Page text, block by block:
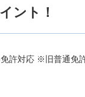
ント！
許対応 ※旧普通免許